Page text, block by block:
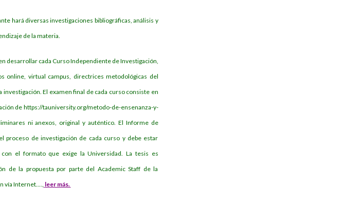
hará diversas investigaciones bibliográficas, análisis y
de la materia.
desarrollar cada Curso Independiente de Investigación,
online, virtual campus, directrices metodológicas del
El examen final de cada curso consiste en
de https://tauniversity.org/metodo-de-ensenanza-y-
ni anexos, original y auténtico. El Informe de
proceso de investigación de cada curso y debe estar
el formato que exige la Universidad. La tesis es
de la propuesta por parte del Academic Staff de la
vía Internet...., leer más.